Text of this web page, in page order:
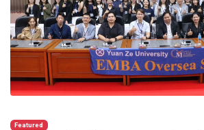
Featured